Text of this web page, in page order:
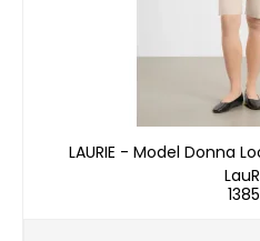
LAURIE - Model Donna